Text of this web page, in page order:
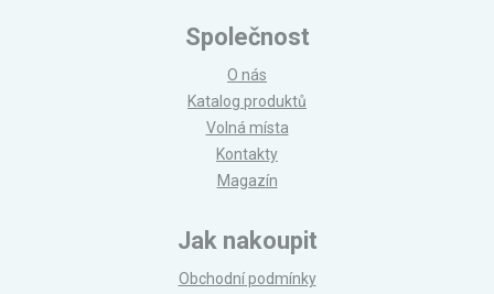
Společnost
O nás
Katalog produktů
Volná místa
Kontakty
Magazín
Jak nakoupit
Obchodní podmínky